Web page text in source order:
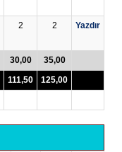
2 2 Yazdır
30,00
35,00
111,50 125,00